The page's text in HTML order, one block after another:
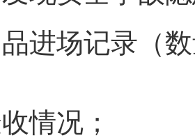
进场记录（数
情况；